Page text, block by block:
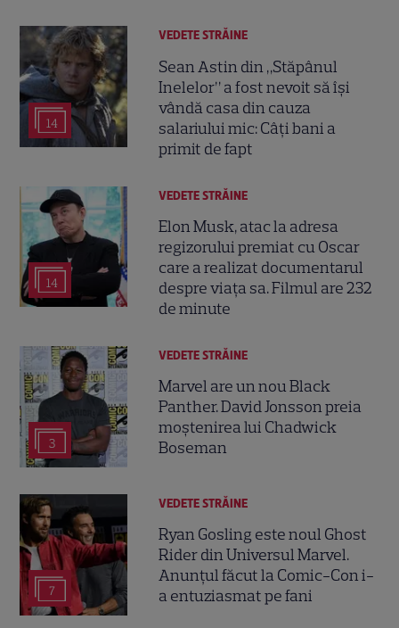
14
VEDETE STRĂINE
Sean Astin din „Stăpânul
Inelelor” a fost nevoit să își
vândă casa din cauza
salariului mic: Câți bani a
primit de fapt
14
VEDETE STRĂINE
Elon Musk, atac la adresa
regizorului premiat cu Oscar
care a realizat documentarul
despre viața sa. Filmul are 232
de minute
3
VEDETE STRĂINE
Marvel are un nou Black
Panther. David Jonsson preia
moștenirea lui Chadwick
Boseman
7
VEDETE STRĂINE
Ryan Gosling este noul Ghost
Rider din Universul Marvel.
Anunțul făcut la Comic-Con i-
a entuziasmat pe fani